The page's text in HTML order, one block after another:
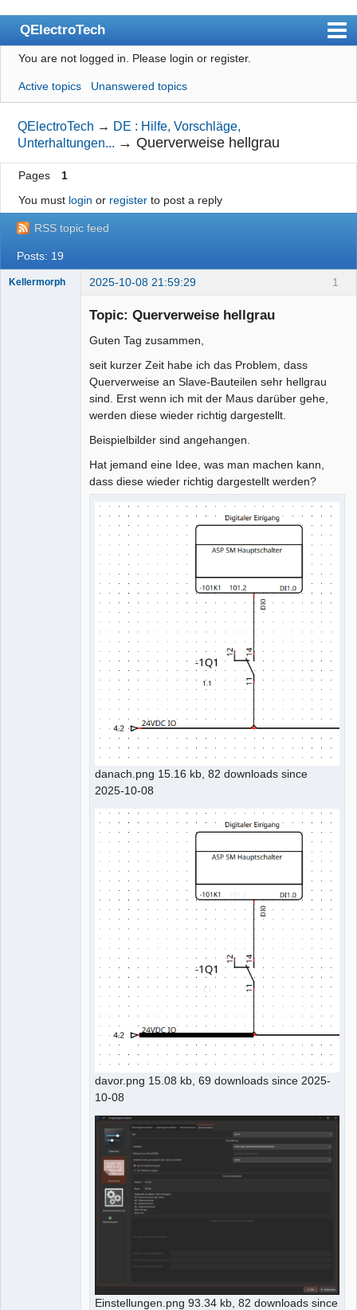
QElectroTech
Index
User list
Search
Register
Login
Site officiel
Wiki
BugTracker
Google_Search
You are not logged in. Please login or register.
Active topics Unanswered topics
QElectroTech → DE : Hilfe, Vorschläge,
Unterhaltungen... →Querverweise hellgrau
Pages
1
You must login or registerto post a reply
RSS topic feed
Posts: 19
1
Kellermorph 2025-10-08 21:59:29
Topic: Querverweise hellgrau
Guten Tag zusammen,
seit kurzer Zeit habe ich das Problem, dass
Querverweise an Slave-Bauteilen sehr hellgrau
sind. Erst wenn ich mit der Maus darüber gehe,
werden diese wieder richtig dargestellt.
Beispielbilder sind angehangen.
Hat jemand eine Idee, was man machen kann,
dass diese wieder richtig dargestellt werden?
danach.png 15.16 kb, 82 downloads since
2025-10-08
davor.png 15.08 kb, 69 downloads since 2025-
10-08
Einstellungen.png 93.34 kb, 82 downloads since